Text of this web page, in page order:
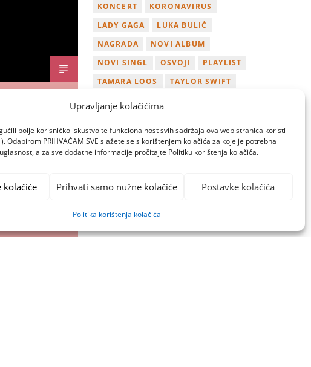
Upravljanje kolačićima
bolje korisničko iskustvo te funkcionalnost svih sadržaja ova web stranica koristi
Odabirom PRIHVAĆAM SVE slažete se s korištenjem kolačića za koje je potrebna
a za sve dodatne informacije pročitajte Politiku korištenja kolačića.
kolačiće Prihvati samo nužne kolačiće Postavke kolačića
Politika korištenja kolačića
KONCERT
KORONAVIRUS
LADY GAGA
LUKA BULIĆ
NAGRADA
NOVI ALBUM
NOVI SINGL
OSVOJI
PLAYLIST
TAMARA LOOS
TAYLOR SWIFT
TWITTER